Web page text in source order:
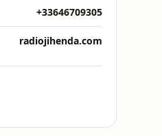
+33646709305
radiojihenda.com